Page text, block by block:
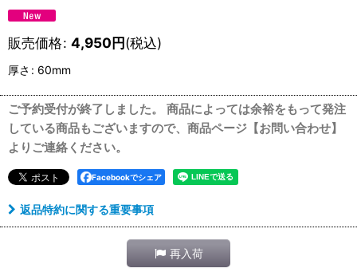
販売価格: 4,950円(税込)
厚さ : 60mm
ご予約受付が終了しました。 商品によっては余裕をもって発注
している商品もございますので、商品ページ【お問い合わせ】
よりご連絡ください。
Facebookでシェア
返品特約に関する重要事項
再入荷